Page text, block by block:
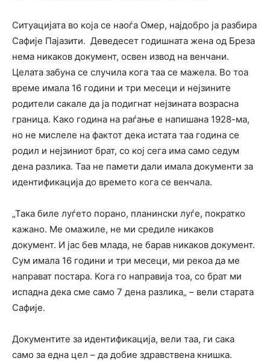
Ситуацијата во која се наоѓа Омер, најдобро ја разбира
Сафије Пајазити. Деведесет годишната жена од Бреза
нема никаков документ, освен извод на венчани.
Целата забуна се случила кога таа се мажела. Во тоа
време имала 16 години и три месеци и нејзините
родители сакале да ја подигнат нејзината возрасна
граница. Како година на раѓање е напишана 1928-ма,
но не мислеле на фактот дека истата таа година се
родил и нејзиниот брат, со кој сега има само седум
дена разлика. Таа не памети дали имала документи за
идентификација до времето кога се венчала.
„Така биле луѓето порано, планински луѓе, пократко
кажано. Ме омажиле, не ми средиле никаков
документ. И јас бев млада, не барав никаков документ.
Сум имала 16 години и три месеци, ми рекоа да ме
направат постара. Кога го направија тоа, со брат ми
испадна дека сме само 7 дена разлика„ – вели старата
Сафије.
Документите за идентификација, вели таа, ги сака
само за една цел – да добие здравствена книшка.